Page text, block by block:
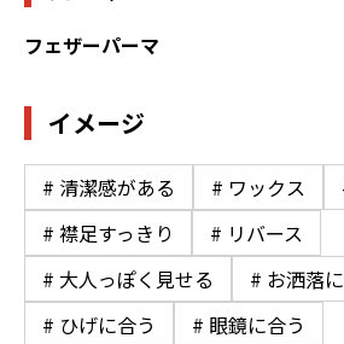
フェザーパーマ
イメージ
# 清潔感がある # ワックス
# 襟足すっきり
# リバース
# 大人っぽく見せる
# お洒落
# ひげに合う
# 眼鏡に合う